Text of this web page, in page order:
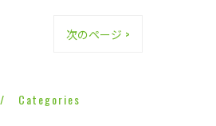
次のページ >
Categories